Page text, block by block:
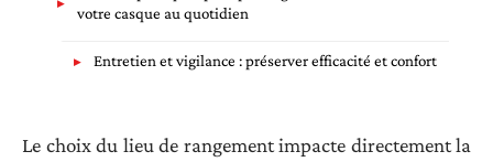
votre casque au quotidien
Entretien et vigilance : préserver efficacité et confort
Le choix du lieu de rangement impacte directement la